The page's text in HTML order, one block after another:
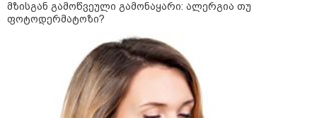
6
მოიმატებს მოტივაცია და აქტიური მოქმედების სურვილი.
კარგი დროა იმ საქმეების წამოსაწყებად, რომლებიც დიდ
ძალისხმევასა და ინიციატივას მოითხოვს. თავდაჯერებულობა
მზისგან გამოწვეული გამონაყარი: ალერგია თუ
ფოტოდერმატოზი?